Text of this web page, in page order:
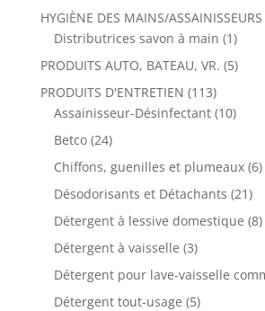
HYGIÈNE DES MAINS/ASSAINISSEURS
Distributrices savon à main (1)
PRODUITS AUTO, BATEAU, VR. (5)
PRODUITS D'ENTRETIEN (113)
Assainisseur-Désinfectant (10)
Betco (24)
Chiffons, guenilles et plumeaux (6)
Désodorisants et Détachants (21)
Détergent à lessive domestique (8)
Détergent à vaisselle (3)
Détergent pour lave-vaisselle
Détergent tout-usage (5)